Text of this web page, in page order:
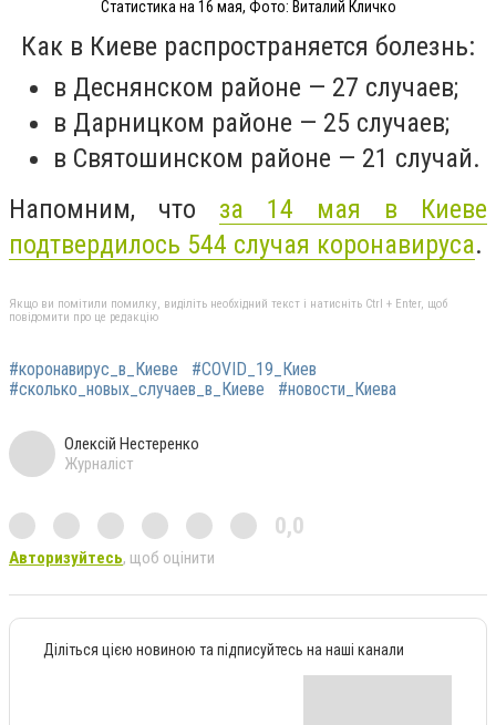
Статистика на 16 мая, Фото: Виталий Кличко
Как в Киеве распространяется болезнь:
в Деснянском районе — 27 случаев;
в Дарницком районе — 25 случаев;
в Святошинском районе — 21 случай.
Напомним, что за 14 мая в Киеве
подтвердилось 544 случая коронавируса.
Якщо ви помітили помилку, виділіть необхідний текст і натисніть Ctrl + Enter, щоб
повідомити про це редакцію
#коронавирус_в_Киеве
#COVID_19_Киев
#сколько_новых_случаев_в_Киеве
#новости_Киева
Олексій Нестеренко
Журналіст
0,0
Авторизуйтесь, щоб оцінити
Діліться цією новиною та підписуйтесь на наші канали